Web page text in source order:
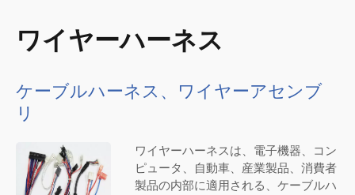
ワイヤーハーネス
ケーブルハーネス、ワイヤーアセンブ
リ
ワイヤーハーネスは、電子機器、コン
ピュータ、自動車、産業製品、消費者
製品の内部に適用される、ケーブルハ